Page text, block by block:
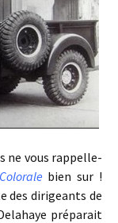
ne vous rappelle-
bien sur !
des dirigeants de
préparait